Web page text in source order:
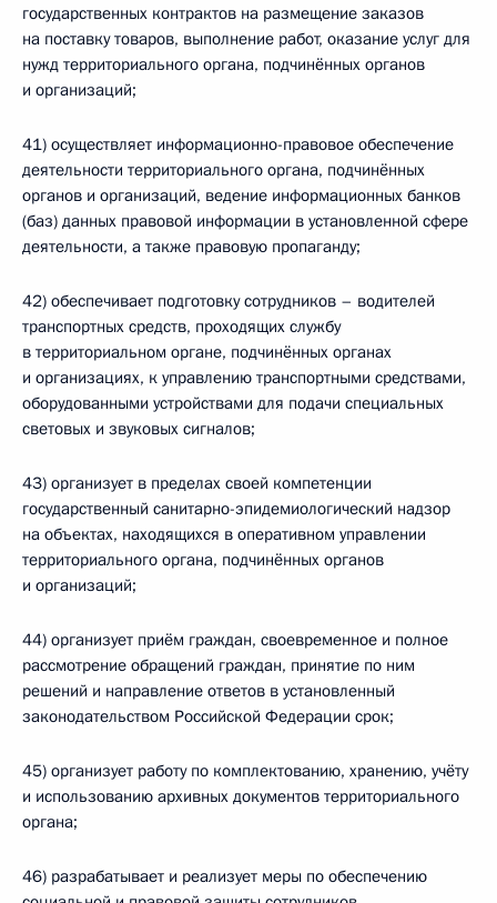
государственных контрактов на размещение заказов
на поставку товаров, выполнение работ, оказание услуг для
нужд территориального органа, подчинённых органов
и организаций;
41) осуществляет информационно-правовое обеспечение
деятельности территориального органа, подчинённых
органов и организаций, ведение информационных банков
(баз) данных правовой информации в установленной сфере
деятельности, а также правовую пропаганду;
42) обеспечивает подготовку сотрудников – водителей
транспортных средств, проходящих службу
в территориальном органе, подчинённых органах
и организациях, к управлению транспортными средствами,
оборудованными устройствами для подачи специальных
световых и звуковых сигналов;
43) организует в пределах своей компетенции
государственный санитарно-эпидемиологический надзор
на объектах, находящихся в оперативном управлении
территориального органа, подчинённых органов
и организаций;
44) организует приём граждан, своевременное и полное
рассмотрение обращений граждан, принятие по ним
решений и направление ответов в установленный
законодательством Российской Федерации срок;
45) организует работу по комплектованию, хранению, учёту
и использованию архивных документов территориального
органа;
46) разрабатывает и реализует меры по обеспечению